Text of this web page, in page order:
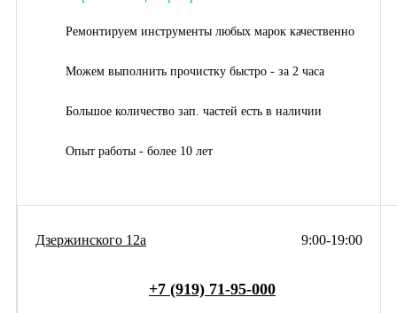
Ремонтируем инструменты любых марок качественно
Можем выполнить прочистку быстро - за 2 часа
Большое количество зап. частей есть в наличии
Опыт работы - более 10 лет
9:00-19:00
Дзержинского 12а
+7 (919) 71-95-000